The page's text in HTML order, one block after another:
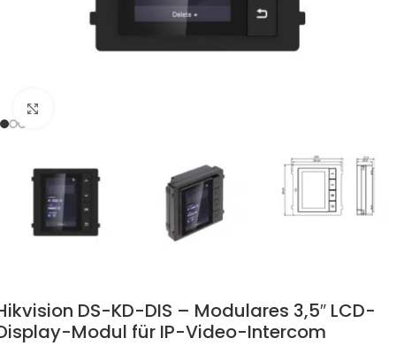
DS-KD-DIS – Modulares 3,5″ LCD-
Modul für IP-Video-Intercom